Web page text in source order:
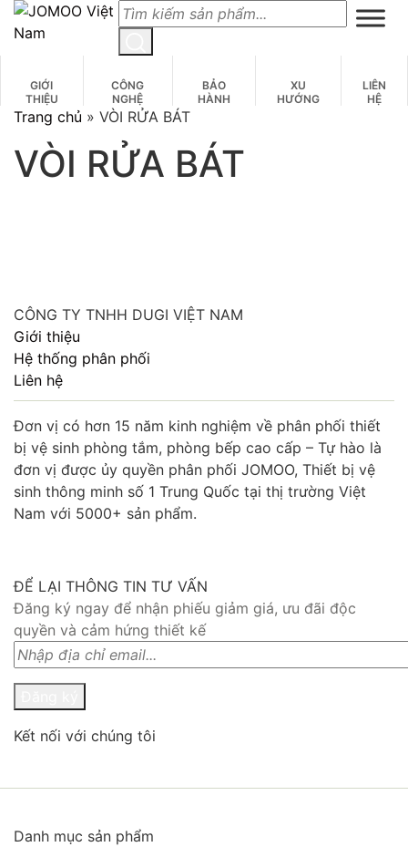
Skip
content
GIỚI
THIỆU
CÔNG
NGHỆ
BẢO
HÀNH
XU
HƯỚNG
LIÊN
HỆ
Trang chủ » VÒI RỬA BÁT
VÒI RỬA BÁT
CÔNG TY TNHH DUGI VIỆT NAM
Giới thiệu
Hệ thống phân phối
Liên hệ
Đơn vị có hơn 15 năm kinh nghiệm về phân phối thiết
bị vệ sinh phòng tắm, phòng bếp cao cấp – Tự hào là
đơn vị được ủy quyền phân phối JOMOO, Thiết bị vệ
sinh thông minh số 1 Trung Quốc tại thị trường Việt
Nam với 5000+ sản phẩm.
ĐỂ LẠI THÔNG TIN TƯ VẤN
Đăng ký ngay để nhận phiếu giảm giá, ưu đãi độc
quyền và cảm hứng thiết kế
Kết nối với chúng tôi
Danh mục sản phẩm